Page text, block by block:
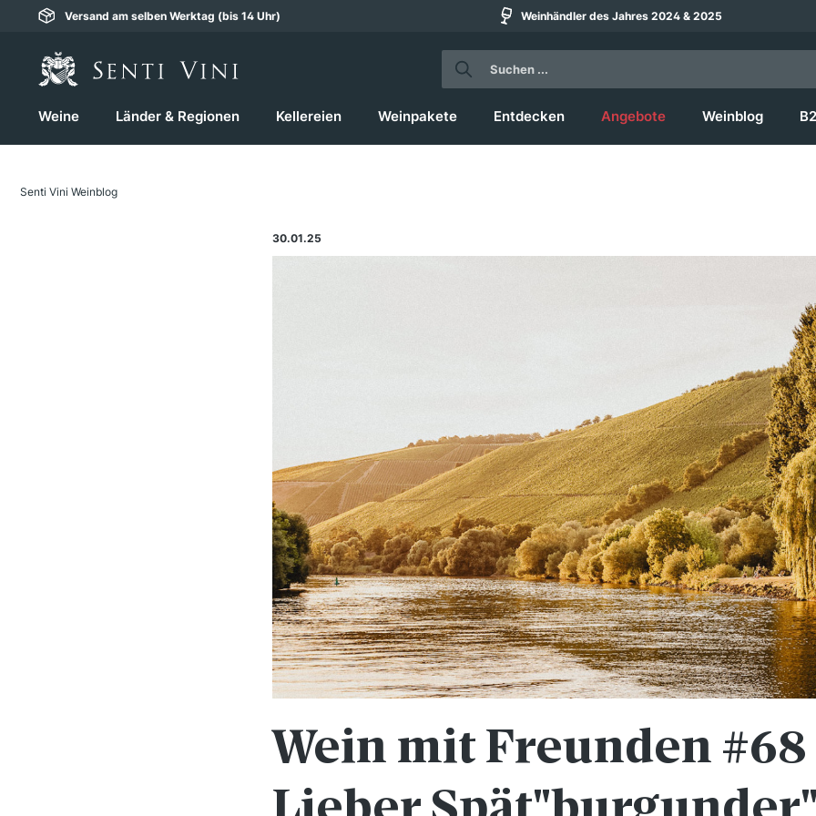
Zur Hauptnavigation springen
Versand am selben Werktag (bis 14 Uhr) Weinhändler des Jahres 2024 & 2025
Weine Länder & Regionen Kellereien Weinpakete Entdecken Angebote Weinblog
Senti Vini Weinblog
30.01.25
Wein mit Freunden #68